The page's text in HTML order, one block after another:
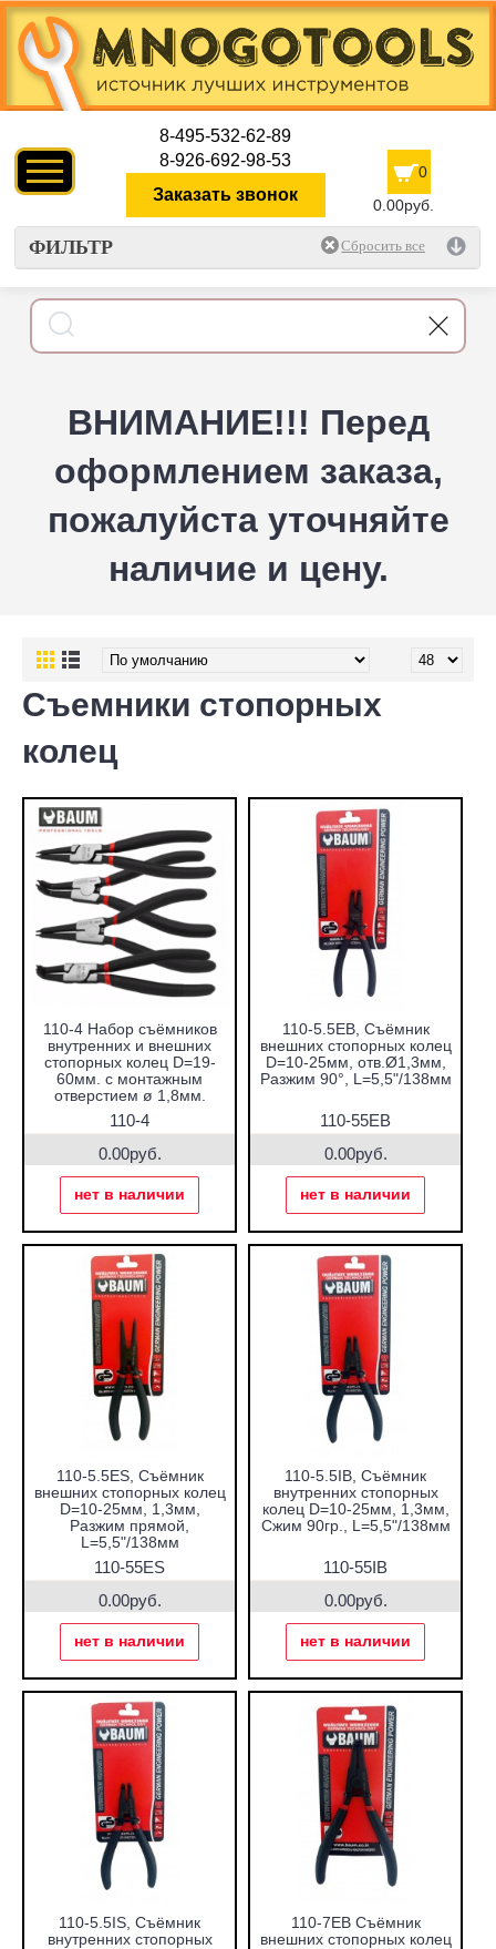
8-495-532-62-89
8-926-692-98-53
Заказать звонок
0
0.00руб.
ФИЛЬТР
ВНИМАНИЕ!!! Перед
оформлением заказа,
пожалуйста уточняйте
наличие и цену.
Съемники стопорных
колец
110-4 Набор съёмников
внутренних и внешних
стопорных колец D=19-
60мм. с монтажным
отверстием ø 1,8мм.
110-4
0.00руб.
нет в наличии
110-5.5EB, Съёмник
внешних стопорных колец
D=10-25мм, отв.Ø1,3мм,
Разжим 90°, L=5,5"/138мм
110-55EB
0.00руб.
нет в наличии
110-5.5ES, Съёмник
внешних стопорных колец
D=10-25мм, 1,3мм,
Разжим прямой,
L=5,5"/138мм
110-55ES
0.00руб.
нет в наличии
110-5.5IB, Съёмник
внутренних стопорных
колец D=10-25мм, 1,3мм,
Сжим 90гр., L=5,5"/138мм
110-55IB
0.00руб.
нет в наличии
110-5.5IS, Съёмник
внутренних стопорных
110-7EB Съёмник
внешних стопорных колец